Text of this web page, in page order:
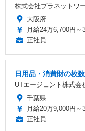
株式会社プラネットワ
大阪府
月給24万6,700円～
正社員
日用品・消費財の枚
UTエージェント株式会
千葉県
月給20万9,000円～
正社員